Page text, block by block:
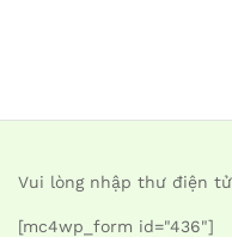
Vui lòng nhập thư điện
[mc4wp_form id="436"]